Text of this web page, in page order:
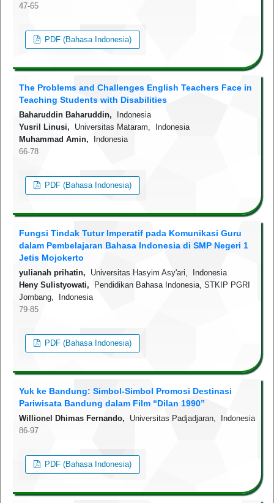
47-65
PDF (Bahasa Indonesia)
The Problems and Challenges English Teachers Face in
Teaching Students with Disabilities
Baharuddin Baharuddin, Indonesia
Yusril Linusi, Universitas Mataram, Indonesia
Muhammad Amin, Indonesia
66-78
PDF (Bahasa Indonesia)
Fungsi Tindak Tutur Imperatif pada Komunikasi Guru
dalam Pembelajaran Bahasa Indonesia di SMP Negeri 1
Jetis Mojokerto
yulianah prihatin, Universitas Hasyim Asy'ari, Indonesia
Heny Sulistyowati, Pendidikan Bahasa Indonesia, STKIP PGRI
Jombang, Indonesia
79-85
PDF (Bahasa Indonesia)
Yuk ke Bandung: Simbol-Simbol Promosi Destinasi
Pariwisata Bandung dalam Film “Dilan 1990”
Willionel Dhimas Fernando, Universitas Padjadjaran, Indonesia
86-97
PDF (Bahasa Indonesia)